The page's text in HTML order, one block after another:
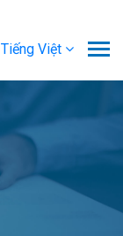
Tiếng Việt